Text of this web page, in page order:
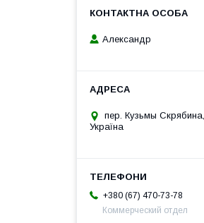
Александр
пер. Кузьмы
Україна
+380 (67) 470-73-78
Коммерческий отдел